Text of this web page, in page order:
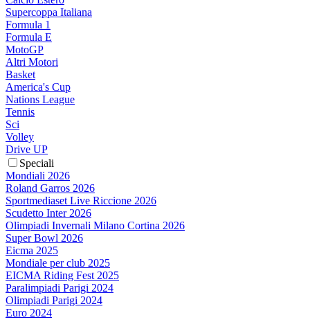
Supercoppa Italiana
Formula 1
Formula E
MotoGP
Altri Motori
Basket
America's Cup
Nations League
Tennis
Sci
Volley
Drive UP
Speciali
Mondiali 2026
Roland Garros 2026
Sportmediaset Live Riccione 2026
Scudetto Inter 2026
Olimpiadi Invernali Milano Cortina 2026
Super Bowl 2026
Eicma 2025
Mondiale per club 2025
EICMA Riding Fest 2025
Paralimpiadi Parigi 2024
Olimpiadi Parigi 2024
Euro 2024